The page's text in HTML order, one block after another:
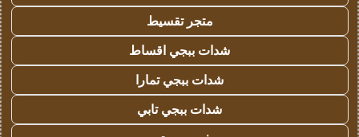
متجر تقسيط
شدات ببجي اقساط
شدات ببجي تمارا
شدات ببجي تابي